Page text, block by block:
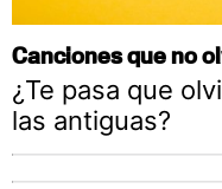
Canciones que no
¿Te pasa que
las antiguas?